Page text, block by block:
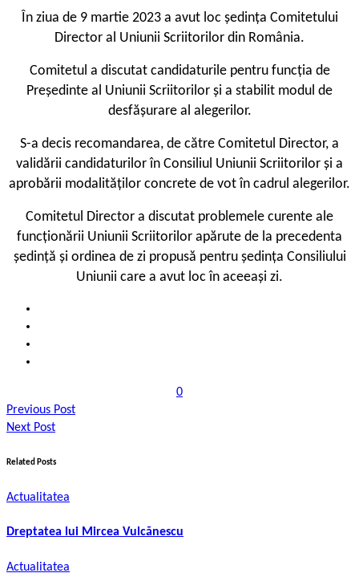
În ziua de 9 martie 2023 a avut loc şedinţa Comitetului
Director al Uniunii Scriitorilor din România.
Comitetul a discutat candidaturile pentru funcția de
Președinte al Uniunii Scriitorilor și a stabilit modul de
desfășurare al alegerilor.
S-a decis recomandarea, de către Comitetul Director, a
validării candidaturilor în Consiliul Uniunii Scriitorilor și a
aprobării modalităților concrete de vot în cadrul alegerilor.
Comitetul Director a discutat problemele curente ale
funcționării Uniunii Scriitorilor apărute de la precedenta
ședință și ordinea de zi propusă pentru ședința Consiliului
Uniunii care a avut loc în aceeași zi.
0
Previous Post
Next Post
Related Posts
Actualitatea
Dreptatea lui Mircea Vulcănescu
Actualitatea